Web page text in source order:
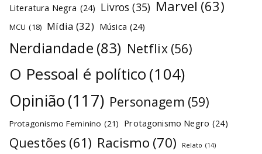
Literatura Negra (24) Livros (35) Marvel (63)
MCU (18) Mídia (32) Música (24)
Nerdiandade (83) Netflix (56)
O Pessoal é político(104)
Opinião(117) Personagem (59)
Protagonismo Feminino (21) Protagonismo Negro (24)
Questões (61) Racismo (70) Relato (14)